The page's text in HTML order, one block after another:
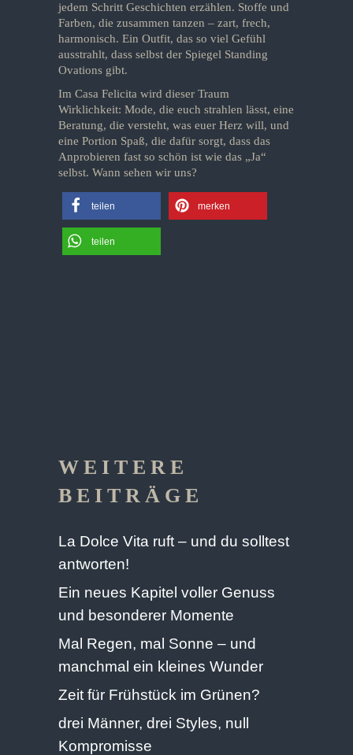
jedem Schritt Geschichten erzählen. Stoffe und
Farben, die zusammen tanzen – zart, frech,
harmonisch. Ein Outfit, das so viel Gefühl
ausstrahlt, dass selbst der Spiegel Standing
Ovations gibt.
Im Casa Felicita wird dieser Traum
Wirklichkeit: Mode, die euch strahlen lässt, eine
Beratung, die versteht, was euer Herz will, und
eine Portion Spaß, die dafür sorgt, dass das
Anprobieren fast so schön ist wie das „Ja“
selbst. Wann sehen wir uns?
teilen merken
teilen
WEITERE
BEITRÄGE
La Dolce Vita ruft – und du solltest
antworten!
Ein neues Kapitel voller Genuss
und besonderer Momente
Mal Regen, mal Sonne – und
manchmal ein kleines Wunder
Zeit für Frühstück im Grünen?
drei Männer, drei Styles, null
Kompromisse